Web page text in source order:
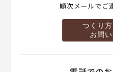
順次メールでご
つくり
お問